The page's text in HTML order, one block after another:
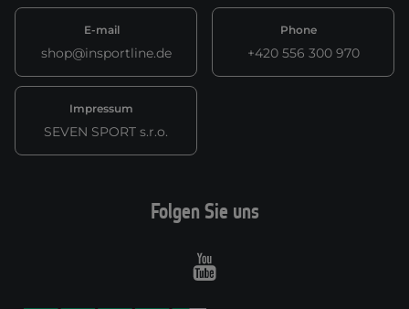
E-mail
shop@insportline.de
Phone
+420 556 300 970
Impressum
SEVEN SPORT s.r.o.
Folgen Sie uns
Youtube